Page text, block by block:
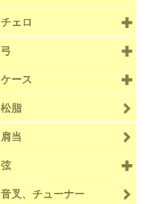
チェロ
弓
ケース
松脂
肩当
弦
音叉、チューナー